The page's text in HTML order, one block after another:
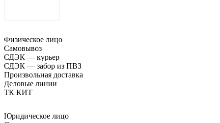
Физическое лицо
Самовывоз
СДЭК — курьер
СДЭК — забор из ПВЗ
Произвольная доставка
Деловые линии
ТК КИТ
Юридическое лицо